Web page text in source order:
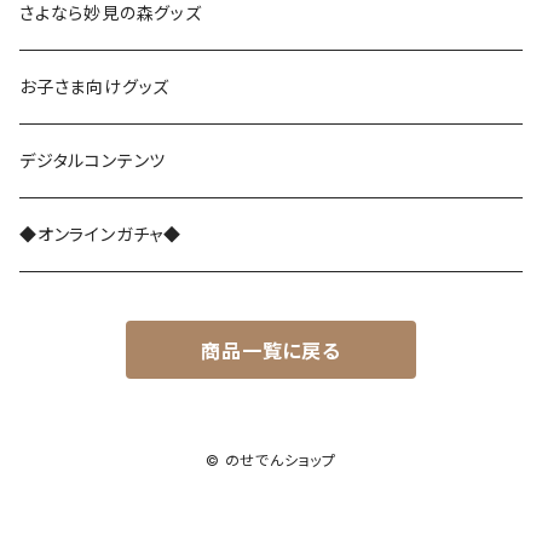
さよなら復刻塗装車両
能勢1700系
レジェンド1757
さよなら1755
能勢3100系
能勢5100系
能勢7200系（ラッピング列車）
さよなら妙見の森グッズ
お子さま向けグッズ
デジタルコンテンツ
◆オンラインガチャ◆
商品一覧に戻る
© のせでんショップ